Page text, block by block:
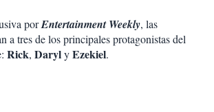
porEntertainment Weekly, las
a tres de los principales protagonistas del
Rick, DarylyEzekiel.